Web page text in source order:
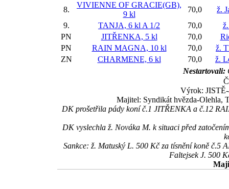
8.
VIVIENNE OF GRACIE(GB),
9 kl
70,0
ž.
9.
TANJA, 6 kl A 1/2 70,0
PN
JITŘENKA, 5 kl 70,0
PN
RAIN MAGNA, 10 kl 70,0
ž.
ZN
CHARMENE, 6 kl 70,0
ž.
Nestartovali:
Výrok: JISTĚ-
Majitel: Syndikát hvězda-Olehla,
DK prošetřila pády koní č.1 JITŘENKA a č.12
DK vyslechla ž. Nováka M. k situaci před
Sankce: ž. Matuský L. 500 Kč za tísnění koně č.5
Faltejsek J. 500